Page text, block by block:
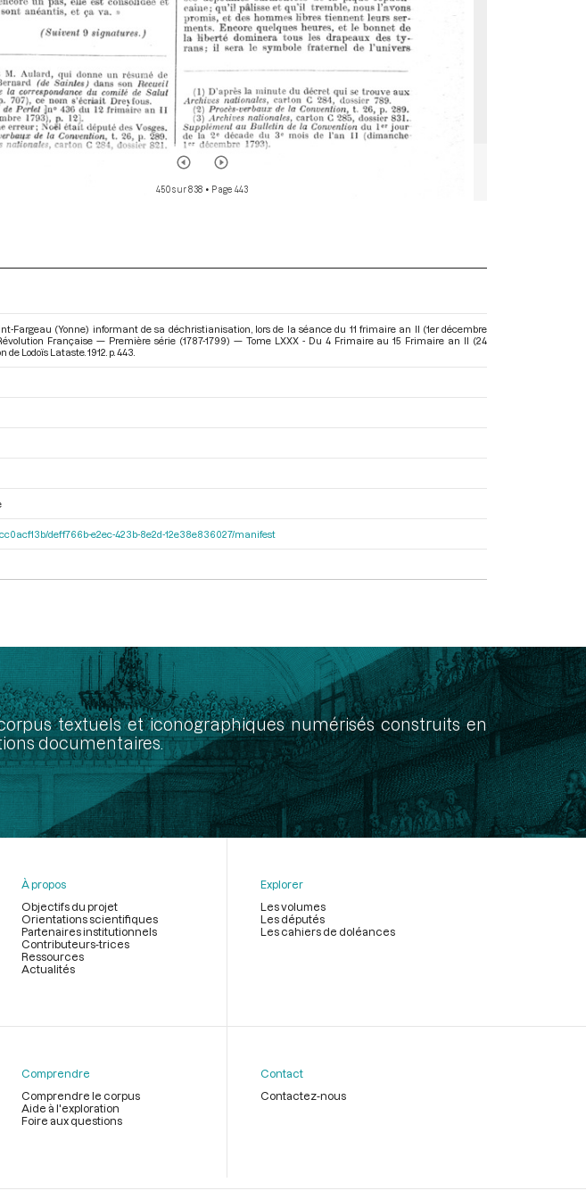
450 sur 838 • Page 443
Fargeau (Yonne) informant de sa déchristianisation, lors de la séance du 11 frimaire an II (1er décembre
Française — Première série (1787-1799) — Tome LXXX - Du 4 Frimaire au 15 Frimaire an II (24
de Lodoïs Lataste. 1912. p. 443.
deff766b-e2ec-423b-8e2d-12e38e836027/manifest
textuels et iconographiques numérisés construits en
documentaires.
À propos
Objectifs du projet
Orientations scientifiques
Partenaires institutionnels
Contributeurs-trices
Ressources
Actualités
Explorer
Les volumes
Les députés
Les cahiers de doléances
Comprendre
Comprendre le corpus
Aide à l'exploration
Foire aux questions
Contact
Contactez-nous